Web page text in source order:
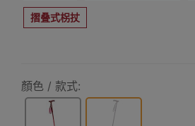
摺叠式柺扙
顏色 / 款式: